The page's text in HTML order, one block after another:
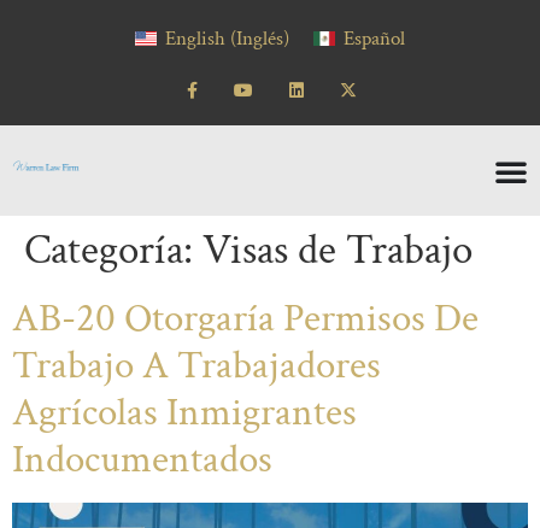
English (Inglés) Español
Categoría: Visas de Trabajo
AB-20 Otorgaría Permisos De
Trabajo A Trabajadores
Agrícolas Inmigrantes
Indocumentados